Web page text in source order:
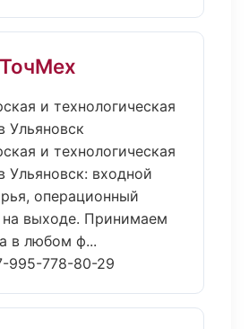
и технологическая
Ульяновск
и технологическая
Ульяновск: входной
операционный
выходе. Принимаем
в любом ф...
995-778-80-29